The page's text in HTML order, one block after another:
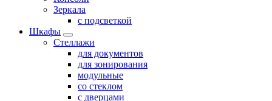
Зеркала
с подсветкой
Шкафы
Стеллажи
для документов
для зонирования
модульные
со стеклом
с дверцами